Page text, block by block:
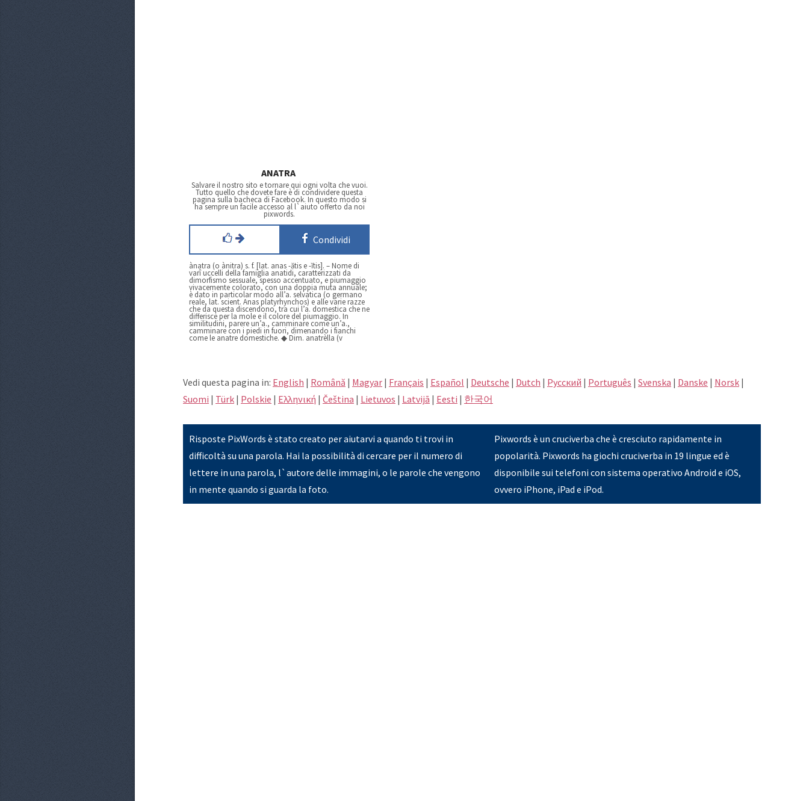
ANATRA
Salvare il nostro sito e tornare qui ogni volta che vuoi.
Tutto quello che dovete fare è di condividere questa
pagina sulla bacheca di Facebook. In questo modo si
ha sempre un facile accesso al l`aiuto offerto da noi
pixwords.
Condividi
ànatra (o ànitra) s. f. [lat. anas -ătis e -ĭtis]. – Nome di
varî uccelli della famiglia anatidi, caratterizzati da
dimorfismo sessuale, spesso accentuato, e piumaggio
vivacemente colorato, con una doppia muta annuale;
è dato in particolar modo all’a. selvatica (o germano
reale, lat. scient. Anas platyrhynchos) e alle varie razze
che da questa discendono, tra cui l’a. domestica che ne
differisce per la mole e il colore del piumaggio. In
similitudini, parere un’a., camminare come un’a.,
camminare con i piedi in fuori, dimenando i fianchi
come le anatre domestiche. ◆ Dim. anatrèlla (v
Vedi questa pagina in: English | Română | Magyar | Français | Español | Deutsche | Dutch | Pусский | Português | Svenska | Danske | Norsk |
Suomi | Türk | Polskie | Eλληνική | Čeština | Lietuvos | Latvijā | Eesti | 한국어
Risposte PixWords è stato creato per aiutarvi a quando ti trovi in
difficoltà su una parola. Hai la possibilità di cercare per il numero di
lettere in una parola, l`autore delle immagini, o le parole che vengono
in mente quando si guarda la foto.
Pixwords è un cruciverba che è cresciuto rapidamente in
popolarità. Pixwords ha giochi cruciverba in 19 lingue ed è
disponibile sui telefoni con sistema operativo Android e iOS,
ovvero iPhone, iPad e iPod.